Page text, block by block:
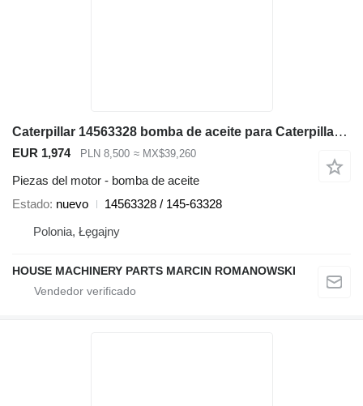
Caterpillar 14563328 bomba de aceite para Caterpillar 938G II 962G II 950G II cargadora de ruedas
EUR 1,974 PLN 8,500 ≈ MX$39,260
Piezas del motor - bomba de aceite
Estado nuevo
14563328 / 145-63328
Polonia, Łęgajny
HOUSE MACHINERY PARTS MARCIN ROMANOWSKI